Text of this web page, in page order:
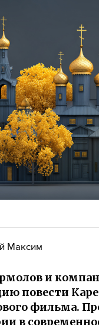
Максим
и
повести
фильма.
в